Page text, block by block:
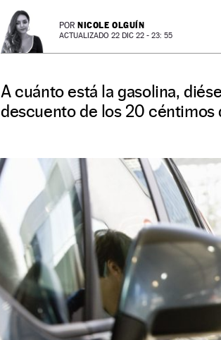
POR NICOLE OLGUÍN
ACTUALIZADO 22 DIC 22 - 23: 55
A cuánto está la gasolina,
descuento de los 20 céntimos